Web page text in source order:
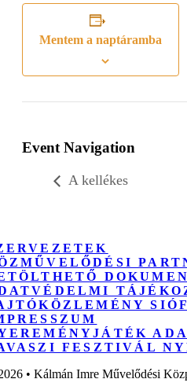
Mentem a naptáramba
Event Navigation
A kellékes
FESZTIVÁL
• Kálmán Imre Művelődési